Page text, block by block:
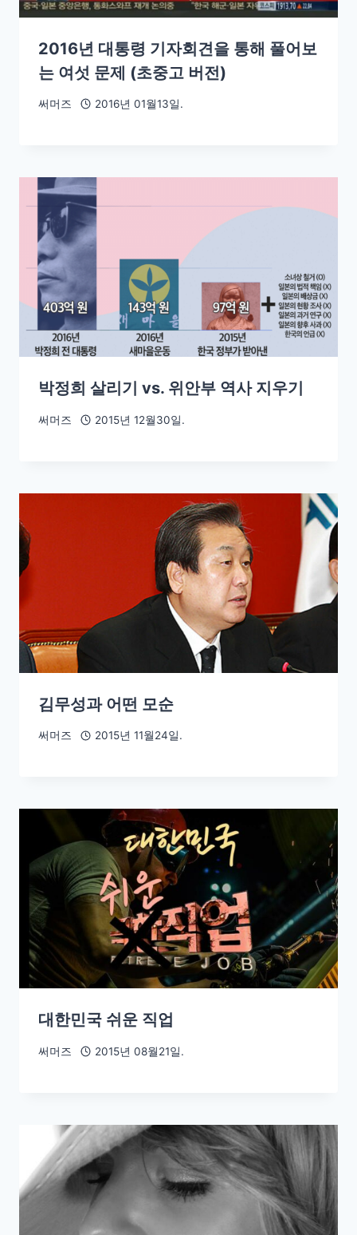
2016년 대통령 기자회견을 통해 풀어보
는 여섯 문제 (초중고 버전)
써머즈 2016년 01월13일.
박정희 살리기 vs. 위안부 역사 지우기
써머즈 2015년 12월30일.
김무성과 어떤 모순
써머즈 2015년 11월24일.
대한민국 쉬운 직업
써머즈 2015년 08월21일.